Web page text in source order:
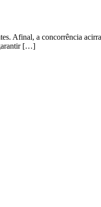
Afinal, a concorrência
[…]